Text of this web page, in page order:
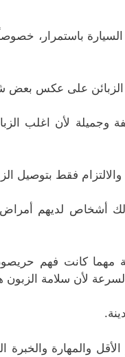
باستمرار، خصوصاً
على عكس بعض
لأن اغلب
فقط بتوصيل
أشخاص لديهم
مهما كانت فهم
لأن سلامة
الأقل والمهارة